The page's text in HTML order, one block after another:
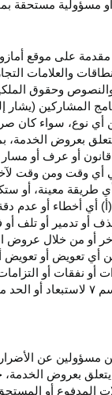
مستحقة
على موقع
والعلامات
والنصوص وحقوق
المشاركين
أي نوع، سواء كان
بعروض الخدمة،
أو عرف أو مسار
وقت ومن وقت
طريقة معينة، أو
أي أخطاء أو عدم
أو تدمير أو تلف أو
أو من خلال
أي تعويض أو
أو نفقات أو
۷ لاستبعاد أو الحد
مسؤولين عن
يتعلق بعروض
المدفوع أو